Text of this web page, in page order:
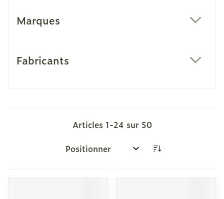
Marques
Fabricants
Articles 1-24 sur 50
Trier par: